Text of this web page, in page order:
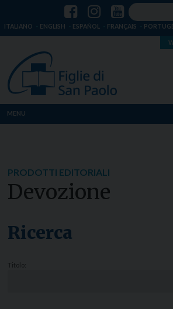
ITALIANO ENGLISH ESPAÑOL FRANÇAIS
MENU
Notizie
PRODOTTI EDITORIALI
Devozione
Ricerca
Titolo: